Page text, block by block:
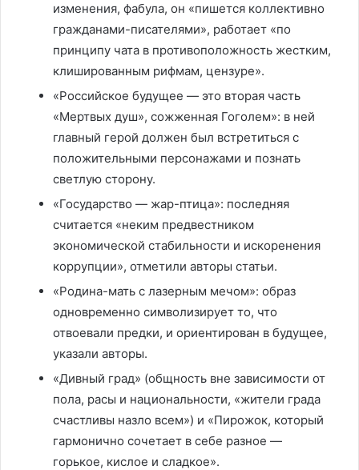
изменения, фабула, он «пишется коллективно
гражданами-писателями», работает «по
принципу чата в противоположность жестким,
клишированным рифмам, цензуре».
«Российское будущее — это вторая часть
«Мертвых душ», сожженная Гоголем»: в ней
главный герой должен был встретиться с
положительными персонажами и познать
светлую сторону.
«Государство — жар-птица»: последняя
считается «неким предвестником
экономической стабильности и искоренения
коррупции», отметили авторы статьи.
«Родина-мать с лазерным мечом»: образ
одновременно символизирует то, что
отвоевали предки, и ориентирован в будущее,
указали авторы.
«Дивный град» (общность вне зависимости от
пола, расы и национальности, «жители града
счастливы назло всем») и «Пирожок, который
гармонично сочетает в себе разное —
горькое, кислое и сладкое».